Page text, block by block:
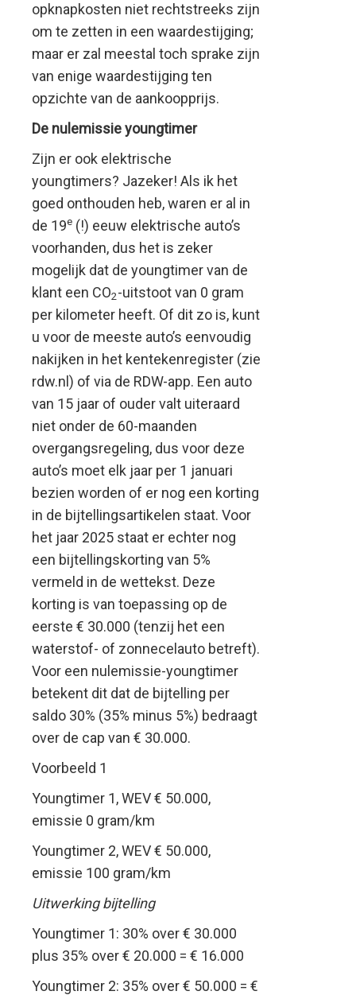
opknapkosten niet rechtstreeks zijn
om te zetten in een waardestijging;
maar er zal meestal toch sprake zijn
van enige waardestijging ten
opzichte van de aankoopprijs.
De nulemissie youngtimer
Zijn er ook elektrische
youngtimers? Jazeker! Als ik het
goed onthouden heb, waren er al in
de 19e (!) eeuw elektrische auto’s
voorhanden, dus het is zeker
mogelijk dat de youngtimer van de
klant een CO2-uitstoot van 0 gram
per kilometer heeft. Of dit zo is, kunt
u voor de meeste auto’s eenvoudig
nakijken in het kentekenregister (zie
rdw.nl) of via de RDW-app. Een auto
van 15 jaar of ouder valt uiteraard
niet onder de 60-maanden
overgangsregeling, dus voor deze
auto’s moet elk jaar per 1 januari
bezien worden of er nog een korting
in de bijtellingsartikelen staat. Voor
het jaar 2025 staat er echter nog
een bijtellingskorting van 5%
vermeld in de wettekst. Deze
korting is van toepassing op de
eerste € 30.000 (tenzij het een
waterstof- of zonnecelauto betreft).
Voor een nulemissie-youngtimer
betekent dit dat de bijtelling per
saldo 30% (35% minus 5%) bedraagt
over de cap van € 30.000.
Voorbeeld 1
Youngtimer 1, WEV € 50.000,
emissie 0 gram/km
Youngtimer 2, WEV € 50.000,
emissie 100 gram/km
Uitwerking bijtelling
Youngtimer 1: 30% over € 30.000
plus 35% over € 20.000 = € 16.000
Youngtimer 2: 35% over € 50.000 = €